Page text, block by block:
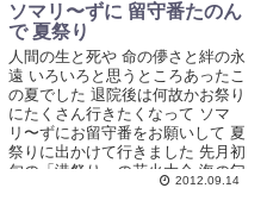
ソマリ〜ずに 留守番たのん
で 夏祭り
人間の生と死や 命の儚さと絆の永
遠 いろいろと思うところあったこ
の夏でした 退院後は何故かお祭り
にたくさん行きたくなって ソマ
リ〜ずにお留守番をお願いして 夏
祭りに出かけて行きました 先月初
旬の「港祭り」の花火大会 海の匂
2012.09.14